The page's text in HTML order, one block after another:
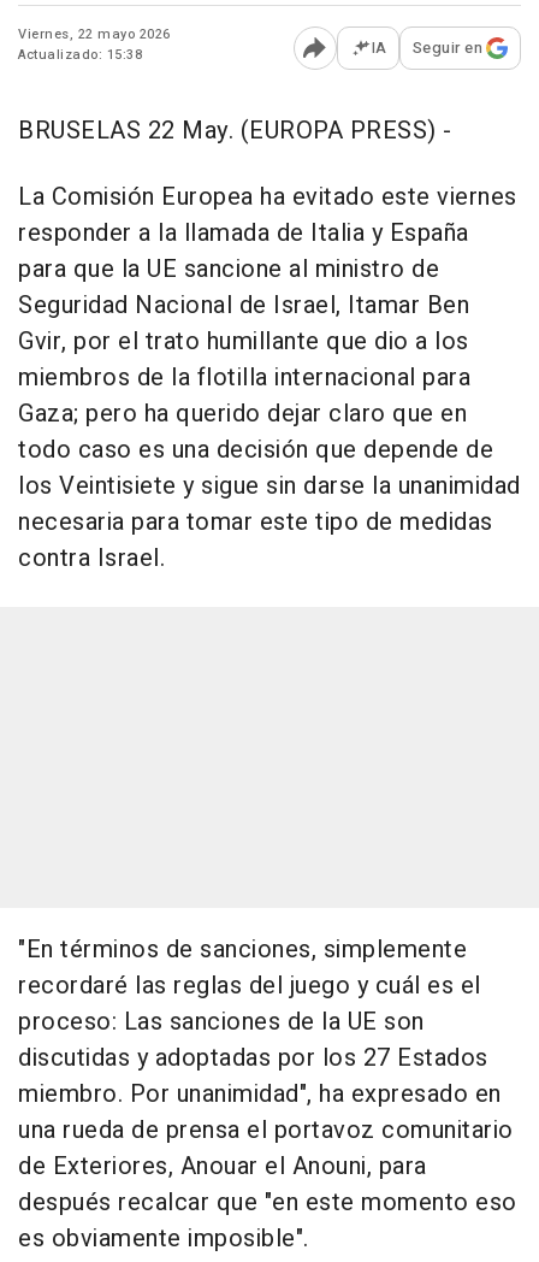
Viernes, 22 mayo 2026
Actualizado: 15:38
Abrir opciones para
IA Seguir en
BRUSELAS 22 May. (EUROPA PRESS) -
La Comisión Europea ha evitado este viernes
responder a la llamada de Italia y España
para que la UE sancione al ministro de
Seguridad Nacional de Israel, Itamar Ben
Gvir, por el trato humillante que dio a los
miembros de la flotilla internacional para
Gaza; pero ha querido dejar claro que en
todo caso es una decisión que depende de
los Veintisiete y sigue sin darse la unanimidad
necesaria para tomar este tipo de medidas
contra Israel.
"En términos de sanciones, simplemente
recordaré las reglas del juego y cuál es el
proceso: Las sanciones de la UE son
discutidas y adoptadas por los 27 Estados
miembro. Por unanimidad", ha expresado en
una rueda de prensa el portavoz comunitario
de Exteriores, Anouar el Anouni, para
después recalcar que "en este momento eso
es obviamente imposible".